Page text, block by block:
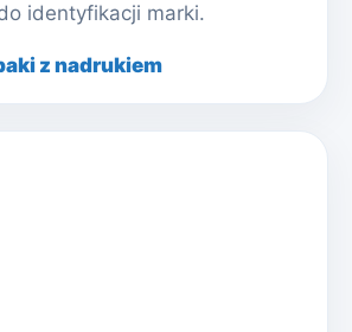
identyfikacji marki.
z nadrukiem